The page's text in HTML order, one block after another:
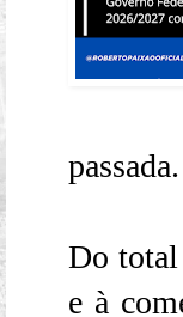
passada.
Do total
e à